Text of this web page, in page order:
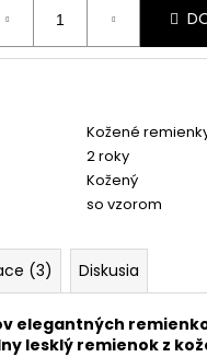
Kožené
2 roky
Kožený
so vzorom
(3) Diskusia
elegantných
lesklý remienok z